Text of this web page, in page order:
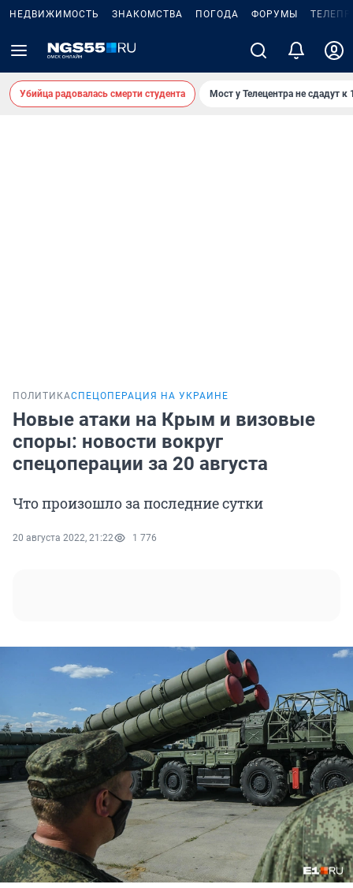
НЕДВИЖИМОСТЬ ЗНАКОМСТВА ПОГОДА ФОРУМЫ
Убийца радовалась смерти студента Мост у Телецентра не сдадут к
ПОЛИТИКАСПЕЦОПЕРАЦИЯ НА УКРАИНЕ
Новые атаки на Крым и визовые
споры: новости вокруг
спецоперации за 20 августа
Что произошло за последние сутки
20 августа 2022, 21:22 1 776